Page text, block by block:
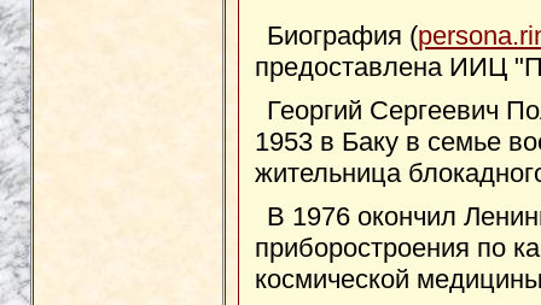
Биография (
предоставлена ИИЦ
Георгий Сергеевич
1953 в Баку в семье
жительница
В 1976 окончил
приборостроения по
космической